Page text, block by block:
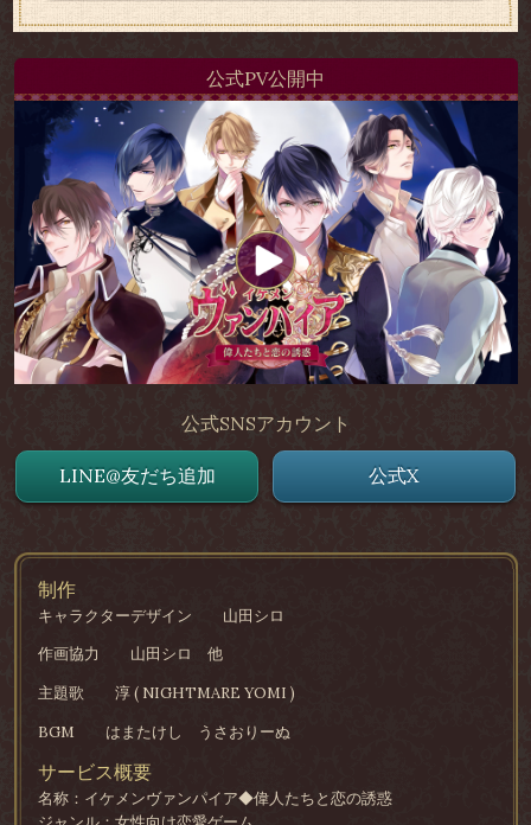
公式PV公開中
公式SNSアカウント
LINE@友だち追加 公式X
制作
キャラクターデザイン
山田シロ
作画協力
山田シロ 他
主題歌
淳 ( NIGHTMARE YOMI )
BGM
はまたけし うさおりーぬ
サービス概要
名称：イケメンヴァンパイア◆偉人たちと恋の誘惑